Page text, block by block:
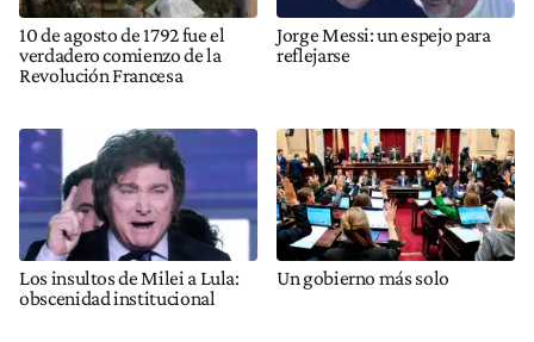
10 de agosto de 1792 fue el
verdadero comienzo de la
Revolución Francesa
Jorge Messi: un espejo para
reflejarse
Los insultos de Milei a Lula:
obscenidad institucional
Un gobierno más solo